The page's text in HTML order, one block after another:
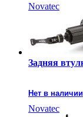
Novatec
Задняя
Нет в наличии
Novatec